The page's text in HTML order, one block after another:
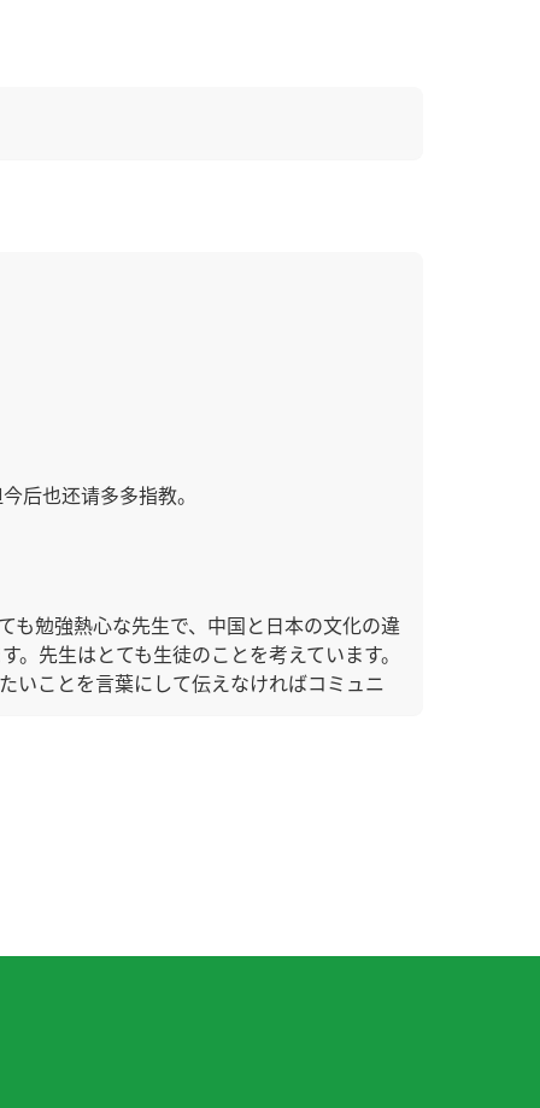
后也还请多多指教。
も勉強熱心な先生で、中国と日本の文化の違
先生はとても生徒のことを考えています。
いことを言葉にして伝えなければコミュニ
を続けられた。
で、いつも熱心な先生です。先生ともっと